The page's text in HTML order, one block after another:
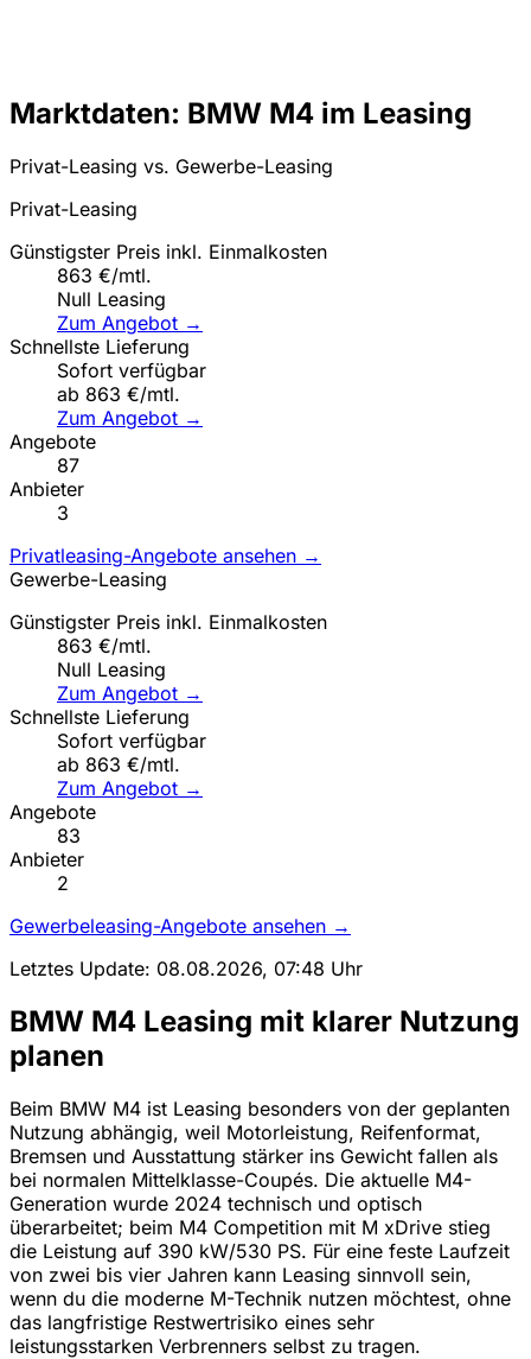
Marktdaten: BMW M4 im Leasing
Privat-Leasing vs. Gewerbe-Leasing
Privat-Leasing
Günstigster Preis inkl. Einmalkosten
863 €/mtl.
Null Leasing
Zum Angebot →
Schnellste Lieferung
Sofort verfügbar
ab 863 €/mtl.
Zum Angebot →
Angebote
87
Anbieter
3
Privatleasing-Angebote ansehen →
Gewerbe-Leasing
Günstigster Preis inkl. Einmalkosten
863 €/mtl.
Null Leasing
Zum Angebot →
Schnellste Lieferung
Sofort verfügbar
ab 863 €/mtl.
Zum Angebot →
Angebote
83
Anbieter
2
Gewerbeleasing-Angebote ansehen →
Letztes Update: 08.08.2026, 07:48 Uhr
BMW M4 Leasing mit klarer Nutzung
planen
Beim BMW M4 ist Leasing besonders von der geplanten
Nutzung abhängig, weil Motorleistung, Reifenformat,
Bremsen und Ausstattung stärker ins Gewicht fallen als
bei normalen Mittelklasse-Coupés. Die aktuelle M4-
Generation wurde 2024 technisch und optisch
überarbeitet; beim M4 Competition mit M xDrive stieg
die Leistung auf 390 kW/530 PS. Für eine feste Laufzeit
von zwei bis vier Jahren kann Leasing sinnvoll sein,
wenn du die moderne M-Technik nutzen möchtest, ohne
das langfristige Restwertrisiko eines sehr
leistungsstarken Verbrenners selbst zu tragen.